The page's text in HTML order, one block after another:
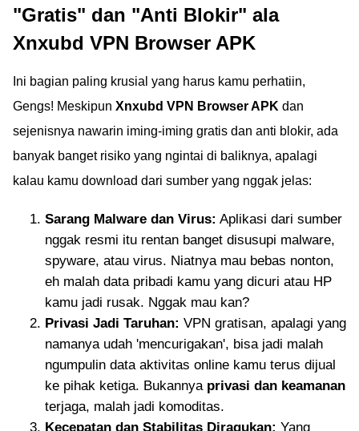
"Gratis" dan "Anti Blokir" ala
Xnxubd VPN Browser APK
Ini bagian paling krusial yang harus kamu perhatiin,
Gengs! Meskipun Xnxubd VPN Browser APK dan
sejenisnya nawarin iming-iming gratis dan anti blokir, ada
banyak banget risiko yang ngintai di baliknya, apalagi
kalau kamu download dari sumber yang nggak jelas:
Sarang Malware dan Virus: Aplikasi dari sumber
nggak resmi itu rentan banget disusupi malware,
spyware, atau virus. Niatnya mau bebas nonton,
eh malah data pribadi kamu yang dicuri atau HP
kamu jadi rusak. Nggak mau kan?
Privasi Jadi Taruhan: VPN gratisan, apalagi yang
namanya udah 'mencurigakan', bisa jadi malah
ngumpulin data aktivitas online kamu terus dijual
ke pihak ketiga. Bukannya privasi dan keamanan
terjaga, malah jadi komoditas.
Kecepatan dan Stabilitas Diragukan: Yang